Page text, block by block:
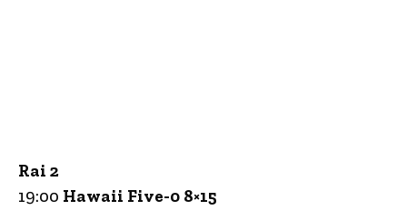
Rai 2
19:00 Hawaii Five-0 8×15